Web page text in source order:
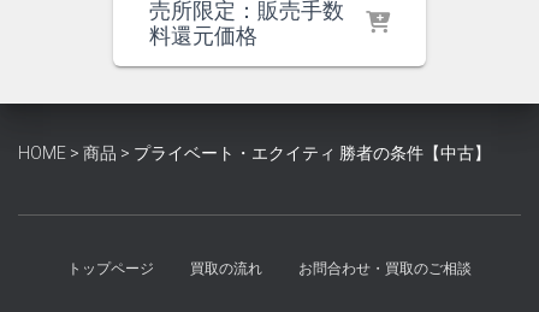
の
価
¥2,200
し
在
は
で
売所限定：販売手数
料還元価格
HOME > 商品 > プライベート・エクイティ 勝者の条件【中古】
トップページ 買取の流れ お問合わせ・買取のご相談